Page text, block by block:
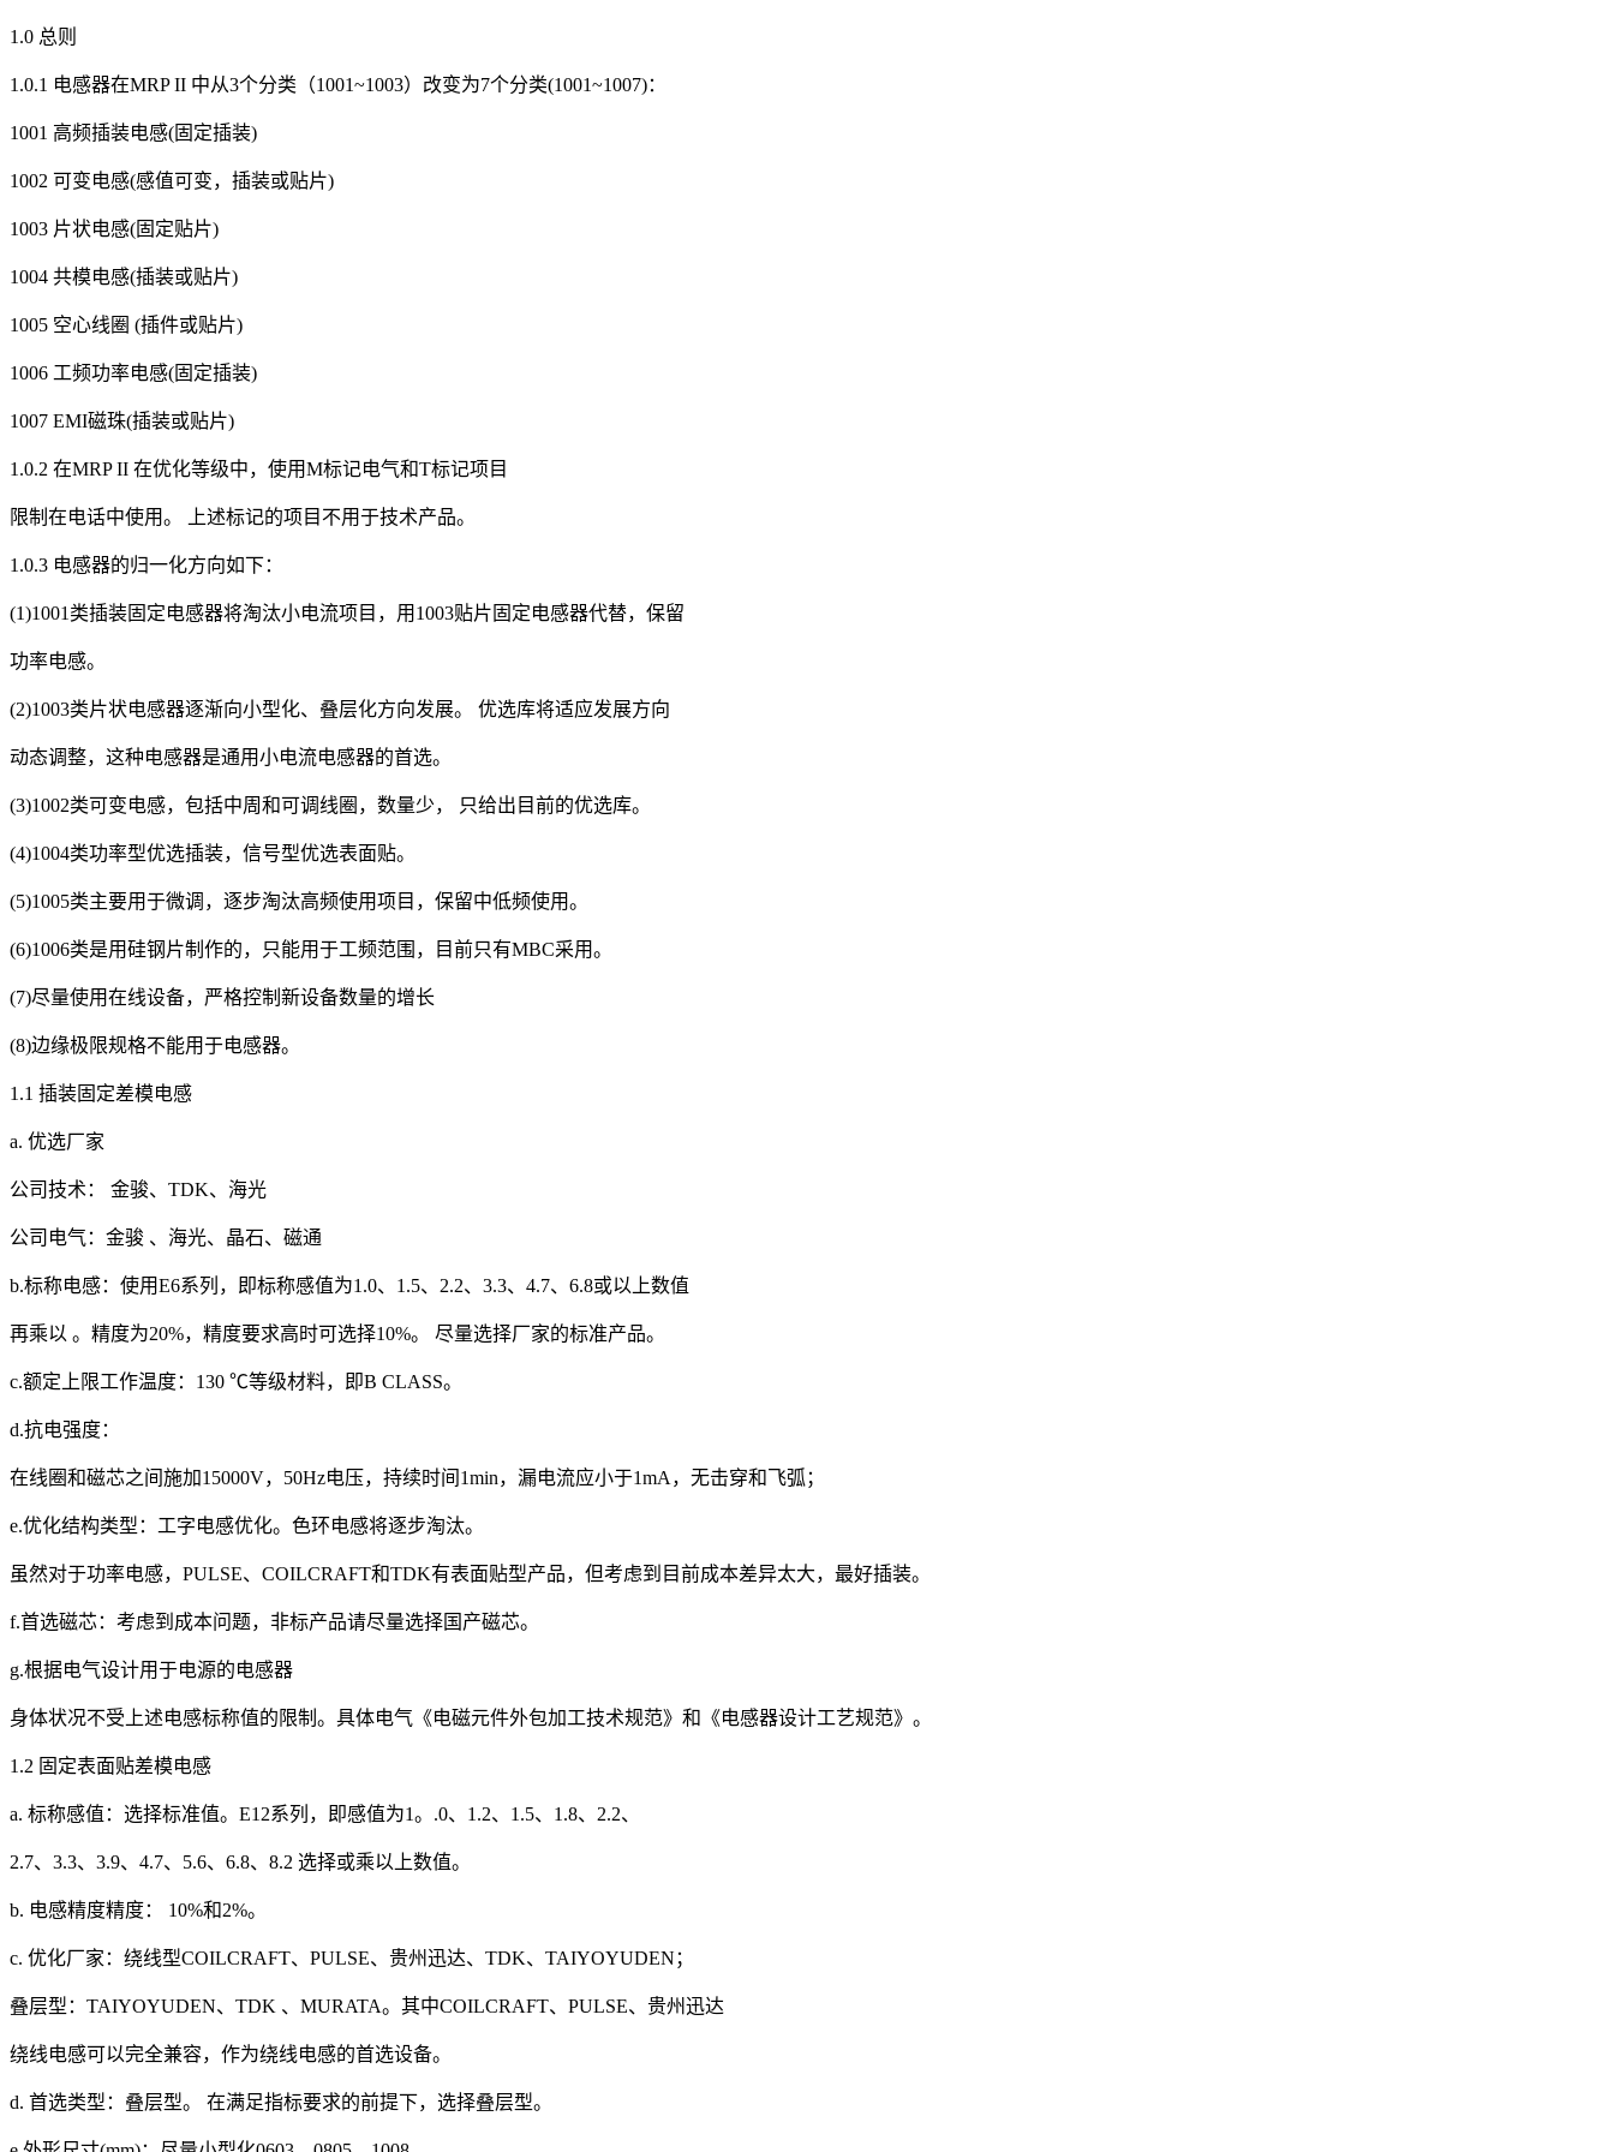
1.0 总则
1.0.1 电感器在MRP II 中从3个分类（1001~1003）改变为7个分类(1001~1007)：
1001 高频插装电感(固定插装)
1002 可变电感(感值可变，插装或贴片)
1003 片状电感(固定贴片)
1004 共模电感(插装或贴片)
1005 空心线圈 (插件或贴片)
1006 工频功率电感(固定插装)
1007 EMI磁珠(插装或贴片)
1.0.2 在MRP II 在优化等级中，使用M标记电气和T标记项目
限制在电话中使用。 上述标记的项目不用于技术产品。
1.0.3 电感器的归一化方向如下：
(1)1001类插装固定电感器将淘汰小电流项目，用1003贴片固定电感器代替，保留
功率电感。
(2)1003类片状电感器逐渐向小型化、叠层化方向发展。 优选库将适应发展方向
动态调整，这种电感器是通用小电流电感器的首选。
(3)1002类可变电感，包括中周和可调线圈，数量少， 只给出目前的优选库。
(4)1004类功率型优选插装，信号型优选表面贴。
(5)1005类主要用于微调，逐步淘汰高频使用项目，保留中低频使用。
(6)1006类是用硅钢片制作的，只能用于工频范围，目前只有MBC采用。
(7)尽量使用在线设备，严格控制新设备数量的增长
(8)边缘极限规格不能用于电感器。
1.1 插装固定差模电感
a. 优选厂家
公司技术： 金骏、TDK、海光
公司电气：金骏 、海光、晶石、磁通
b.标称电感：使用E6系列，即标称感值为1.0、1.5、2.2、3.3、4.7、6.8或以上数值
再乘以 。精度为20%，精度要求高时可选择10%。 尽量选择厂家的标准产品。
c.额定上限工作温度：130 ℃等级材料，即B CLASS。
d.抗电强度：
在线圈和磁芯之间施加15000V，50Hz电压，持续时间1min，漏电流应小于1mA，无击穿和飞弧；
e.优化结构类型：工字电感优化。色环电感将逐步淘汰。
虽然对于功率电感，PULSE、COILCRAFT和TDK有表面贴型产品，但考虑到目前成本差异太大，最好插装。
f.首选磁芯：考虑到成本问题，非标产品请尽量选择国产磁芯。
g.根据电气设计用于电源的电感器
身体状况不受上述电感标称值的限制。具体电气《电磁元件外包加工技术规范》和《电感器设计工艺规范》。
1.2 固定表面贴差模电感
a. 标称感值：选择标准值。E12系列，即感值为1。.0、1.2、1.5、1.8、2.2、
2.7、3.3、3.9、4.7、5.6、6.8、8.2 选择或乘以上数值。
b. 电感精度精度： 10%和2%。
c. 优化厂家：绕线型COILCRAFT、PULSE、贵州迅达、TDK、TAIYOYUDEN；
叠层型：TAIYOYUDEN、TDK 、MURATA。其中COILCRAFT、PULSE、贵州迅达
绕线电感可以完全兼容，作为绕线电感的首选设备。
d. 首选类型：叠层型。 在满足指标要求的前提下，选择叠层型。